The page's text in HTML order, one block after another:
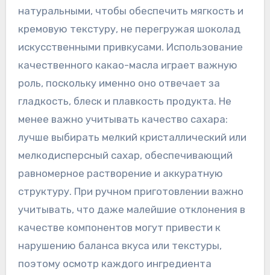
натуральными, чтобы обеспечить мягкость и
кремовую текстуру, не перегружая шоколад
искусственными привкусами. Использование
качественного какао-масла играет важную
роль, поскольку именно оно отвечает за
гладкость, блеск и плавкость продукта. Не
менее важно учитывать качество сахара:
лучше выбирать мелкий кристаллический или
мелкодисперсный сахар, обеспечивающий
равномерное растворение и аккуратную
структуру. При ручном приготовлении важно
учитывать, что даже малейшие отклонения в
качестве компонентов могут привести к
нарушению баланса вкуса или текстуры,
поэтому осмотр каждого ингредиента